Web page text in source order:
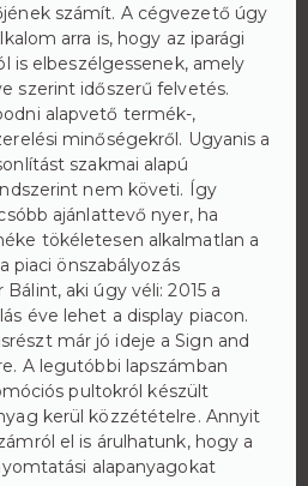
számít. A cégvezető úgy
arra is, hogy az iparági
is elbeszélgessenek, amely
szerint időszerű felvetés.
alapvető termék-,
minőségekről. Ugyanis a
szakmai alapú
nem követi. Így
ajánlattevő nyer, ha
tökéletesen alkalmatlan a
piaci önszabályozás
aki úgy véli: 2015 a
éve lehet a display piacon.
már jó ideje a Sign and
A legutóbbi lapszámban
pultokról készült
kerül közzétételre. Annyit
el is árulhatunk, hogy a
alapanyagokat